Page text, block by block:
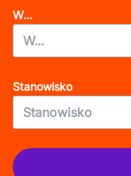
W...
Stanowisko